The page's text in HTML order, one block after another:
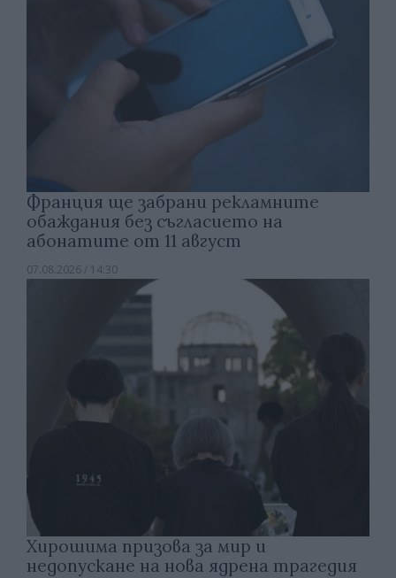
Франция ще забрани рекламните
обаждания без съгласието на
абонатите от 11 август
07.08.2026 / 14:30
Хирошима призова за мир и
недопускане на нова ядрена трагедия